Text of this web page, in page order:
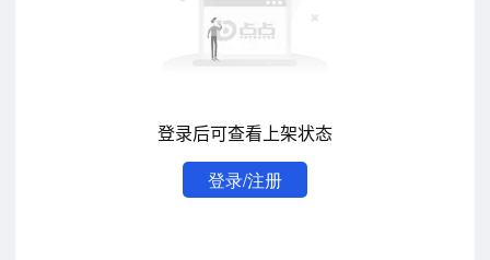
登录后可查看上架状态
登录/注册